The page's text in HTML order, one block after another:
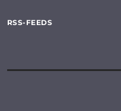
RSS-FEEDS